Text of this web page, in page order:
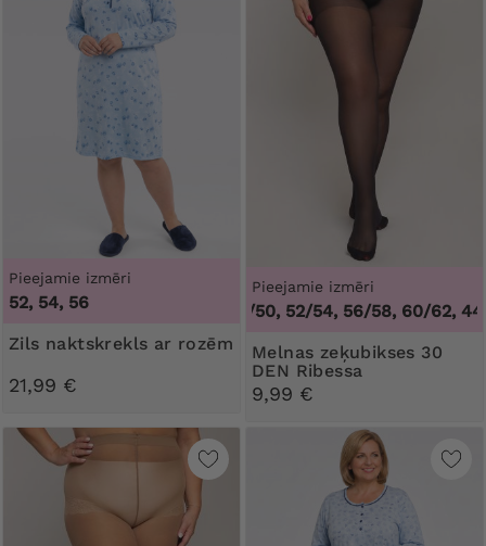
Pieejamie izmēri
52, 54, 56
Zils naktskrekls ar rozēm
21,99 €
Pieejamie izmēri
44/46, 48/50, 52/54, 56/58, 60/62,44/
Melnas zeķubikses 30
DEN Ribessa
9,99 €